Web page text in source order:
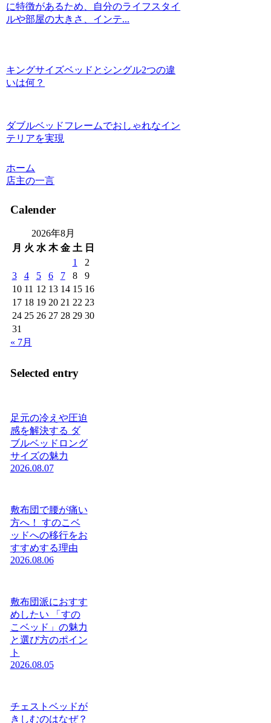
に特徴があるため、自分のライフスタイ
ルや部屋の大きさ、インテ...
キングサイズベッドとシングル2つの違
いは何？
ダブルベッドフレームでおしゃれなイン
テリアを実現
ホーム
店主の一言
Calender
2026年8月
月 火 水 木 金 土 日
1
2
3
4 5 6 7 8
9
10 11 12 13 14 15 16
17 18 19 20 21 22 23
24 25 26 27 28 29 30
31
« 7月
Selected entry
足元の冷えや圧迫
感を解決する ダ
ブルベッドロング
サイズの魅力
2026.08.07
敷布団で腰が痛い
方へ！ すのこベ
ッドへの移行をお
すすめする理由
2026.08.06
敷布団派におすす
めしたい 「すの
こベッド」の魅力
と選び方のポイン
ト
2026.08.05
チェストベッドが
きしむのはなぜ？